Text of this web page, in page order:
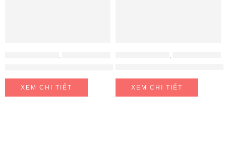
XEM CHI TIẾT XEM CHI TIẾT